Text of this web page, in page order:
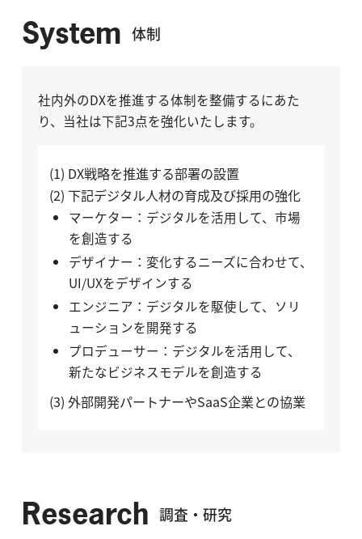
System 体制
社内外のDXを推進する体制を整備するにあた
り、当社は下記3点を強化いたします。
(1) DX戦略を推進する部署の設置
(2) 下記デジタル人材の育成及び採用の強化
マーケター：デジタルを活用して、市場
を創造する
デザイナー：変化するニーズに合わせて、
UI/UXをデザインする
エンジニア：デジタルを駆使して、ソリ
ューションを開発する
プロデューサー：デジタルを活用して、
新たなビジネスモデルを創造する
(3) 外部開発パートナーやSaaS企業との協業
Research 調査・研究